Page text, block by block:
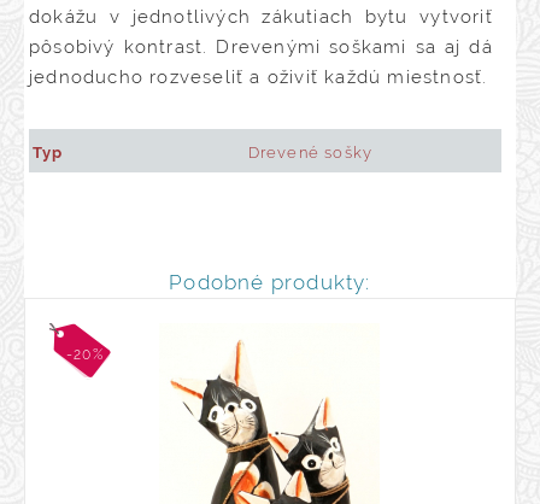
dokážu v jednotlivých zákutiach bytu vytvoriť
pôsobivý kontrast. Drevenými soškami sa aj dá
jednoducho rozveseliť a oživiť každú miestnosť.
Typ Drevené sošky
Podobné produkty:
-20%